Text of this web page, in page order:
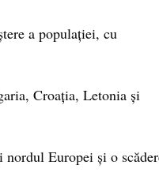
a populației, cu
Croația, Letonia și
Europei și o